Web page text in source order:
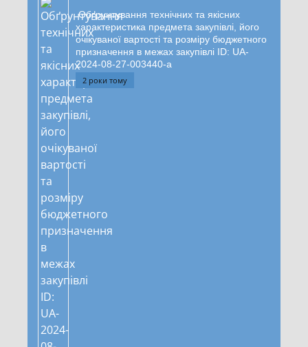
Обґрунтування технічних та якісних
характеристика предмета закупівлі, його
очікуваної вартості та розміру бюджетного
призначення в межах закупівлі ID: UA-
2024-08-27-003440-a
2 роки тому